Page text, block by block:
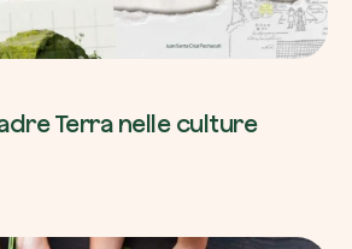
Terra nelle culture